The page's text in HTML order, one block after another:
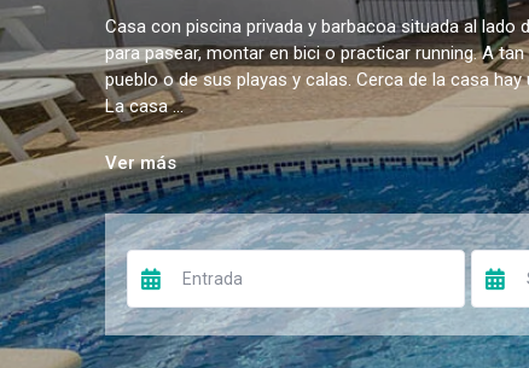
Casa con piscina privada y barbacoa situada al lado
para pasear, montar en bici o practicar running. A
pueblo o de sus playas y calas. Cerca de la casa
La casa ...
Ver más